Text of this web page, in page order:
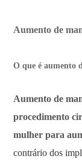
Aumento de
O que é aumento
Aumento de
procedimento
mulher para
contrário dos